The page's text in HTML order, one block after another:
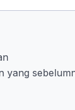
yang